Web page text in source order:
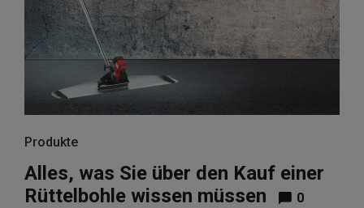
Produkte
Alles, was Sie über den Kauf einer
Rüttelbohle wissen müssen
0